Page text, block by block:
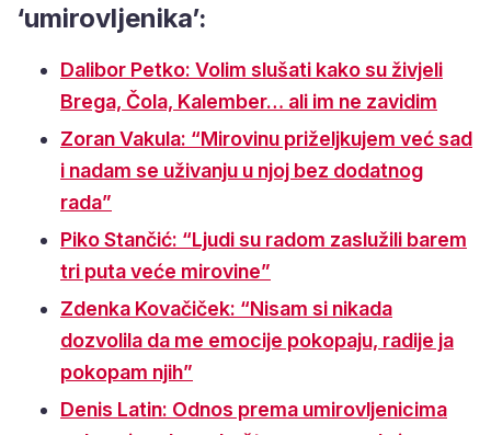
‘umirovljenika’:
Dalibor Petko: Volim slušati kako su živjeli
Brega, Čola, Kalember… ali im ne zavidim
Zoran Vakula: “Mirovinu priželjkujem već sad
i nadam se uživanju u njoj bez dodatnog
rada”
Piko Stančić: “Ljudi su radom zaslužili barem
tri puta veće mirovine”
Zdenka Kovačiček: “Nisam si nikada
dozvolila da me emocije pokopaju, radije ja
pokopam njih”
Denis Latin: Odnos prema umirovljenicima